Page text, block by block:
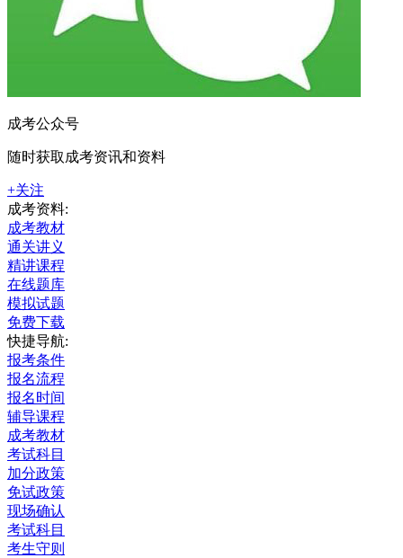
成考公众号
随时获取成考资讯和资料
+关注
成考资料:
成考教材
通关讲义
精讲课程
在线题库
模拟试题
免费下载
快捷导航:
报考条件
报名流程
报名时间
辅导课程
成考教材
考试科目
加分政策
免试政策
现场确认
考试科目
考生守则